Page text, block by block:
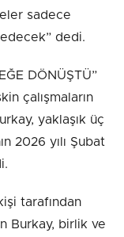
sadece
dedi.
DÖNÜŞTÜ”
çalışmaların
yaklaşık üç
2026 yılı Şubat
tarafından
Burkay, birlik ve